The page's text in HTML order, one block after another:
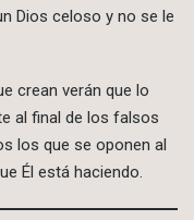
Dios celoso y no se le
crean verán que lo
al final de los falsos
los que se oponen al
Él está haciendo.